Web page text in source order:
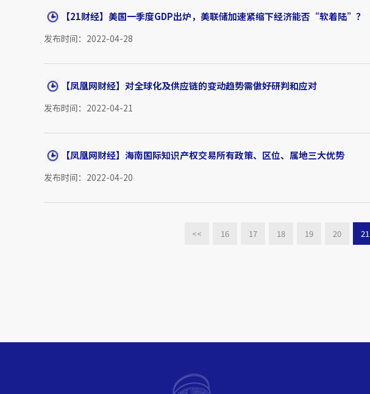
【21财经】美国一季度GDP出炉，美联储加速紧缩下经济能否“软着陆”？
发布时间：2022-04-28
【凤凰网财经】对全球化及供应链的变动趋势需做好研判和应对
发布时间：2022-04-21
【凤凰网财经】海南国际知识产权交易所有政策、区位、属地三大优势
发布时间：2022-04-20
<< 16 17 18 19 20 21